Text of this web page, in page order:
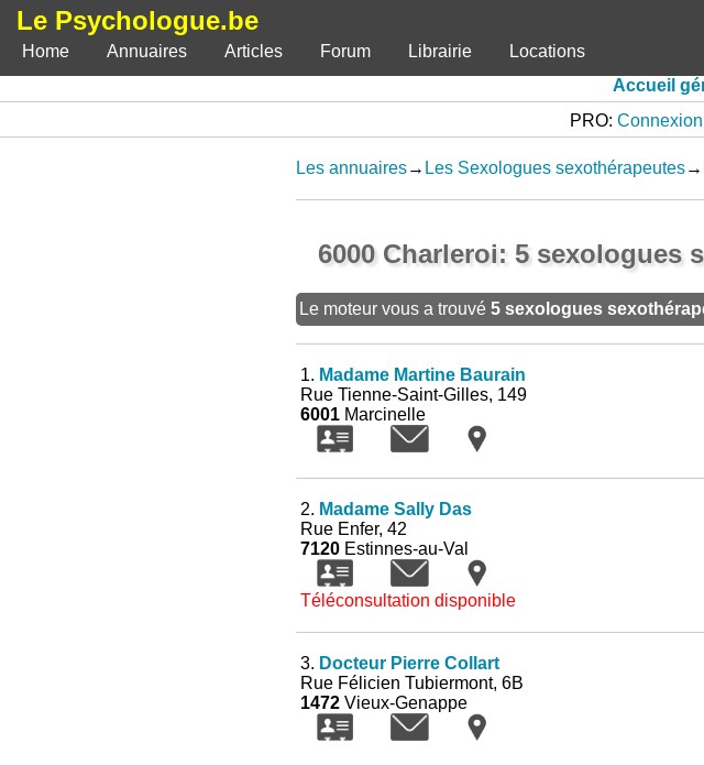
Le Psychologue.be
Home
Annuaires Articles Forum Librairie
Locations
Accueil
PRO: Connexion
Les annuaires→ Les Sexologues sexothérapeutes→
6000 Charleroi: 5 sexologues
Le moteur vous a trouvé 5 sexologues
1. Madame Martine Baurain
Rue Tienne-Saint-Gilles, 149
6001Marcinelle
2. Madame Sally Das
Rue Enfer, 42
7120Estinnes-au-Val
Téléconsultation disponible
3. Docteur Pierre Collart
Rue Félicien Tubiermont, 6B
1472Vieux-Genappe